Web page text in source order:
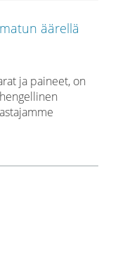
ja paineet, on